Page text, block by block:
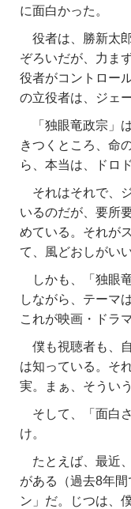
に面白かった。
役者は、勝新太
ぞろいだが、力ま
役者がコントロー
の立役者は、ジェ
「独眼竜政宗」
きつくところ、命
ら、本当は、ドロ
それはそれで、
いるのだが、要所
めている。それが
て、風どおしがいい
しかも、「独眼
しながら、テーマ
これが映画・ドラ
僕も視聴者も、
は知っている。そ
実。まぁ、そうい
そして、「面白
け。
たとえば、最近
がある（過去8年
ン」だ。じつは、